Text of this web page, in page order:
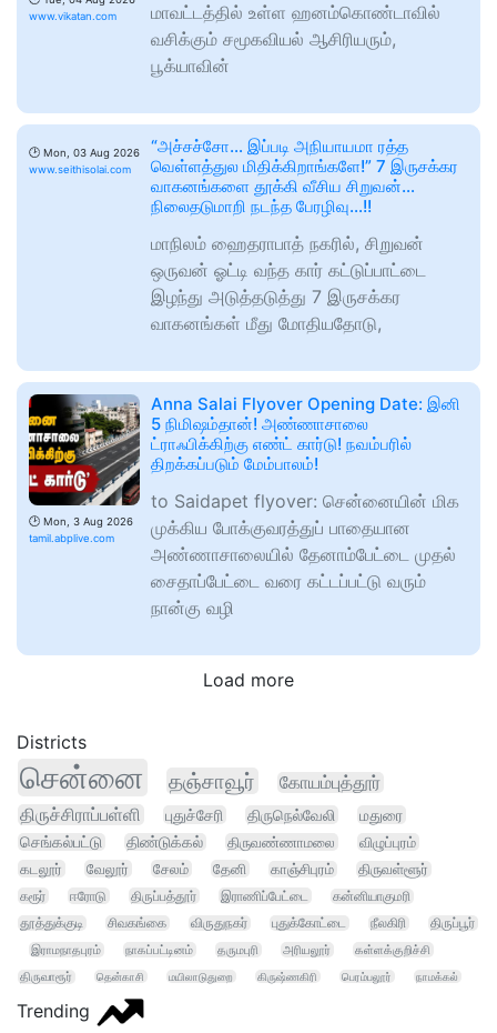
www.vikatan.com
மாவட்டத்தில் உள்ள ஹனம்கொண்டாவில்
வசிக்கும் சமூகவியல் ஆசிரியரும்,
பூக்யாவின்
🕑 Mon, 03 Aug 2026
www.seithisolai.com
“அச்சச்சோ… இப்படி அநியாயமா ரத்த
வெள்ளத்துல மிதிக்கிறாங்களே!” 7 இருசக்கர
வாகனங்களை தூக்கி வீசிய சிறுவன்…
நிலைதடுமாறி நடந்த பேரழிவு…!!
மாநிலம் ஹைதராபாத் நகரில், சிறுவன்
ஒருவன் ஓட்டி வந்த கார் கட்டுப்பாட்டை
இழந்து அடுத்தடுத்து 7 இருசக்கர
வாகனங்கள் மீது மோதியதோடு,
🕑 Mon, 3 Aug 2026
tamil.abplive.com
Anna Salai Flyover Opening Date: இனி
5 நிமிஷம்தான்! அண்ணாசாலை
ட்ராஃபிக்கிற்கு எண்ட் கார்டு! நவம்பரில்
திறக்கப்படும் மேம்பாலம்!
to Saidapet flyover: சென்னையின் மிக
முக்கிய போக்குவரத்துப் பாதையான
அண்ணாசாலையில் தேனாம்பேட்டை முதல்
சைதாப்பேட்டை வரை கட்டப்பட்டு வரும்
நான்கு வழி
Load more
Districts
சென்னை தஞ்சாவூர்
கோயம்புத்தூர்
திருச்சிராப்பள்ளி
புதுச்சேரி திருநெல்வேலி மதுரை
செங்கல்பட்டு திண்டுக்கல் திருவண்ணாமலை
விழுப்புரம்
கடலூர்
வேலூர் சேலம் தேனி காஞ்சிபுரம்
திருவள்ளூர்
கரூர்
ஈரோடு திருப்பத்தூர் இராணிப்பேட்டை
கன்னியாகுமரி
தூத்துக்குடி
சிவகங்கை விருதுநகர் புதுக்கோட்டை நீலகிரி
திருப்பூர்
இராமநாதபுரம்
நாகப்பட்டினம் தருமபுரி அரியலூர் கள்ளக்குறிச்சி
திருவாரூர் தென்காசி மயிலாடுதுறை கிருஷ்ணகிரி பெரம்பலூர் நாமக்கல்
Trending